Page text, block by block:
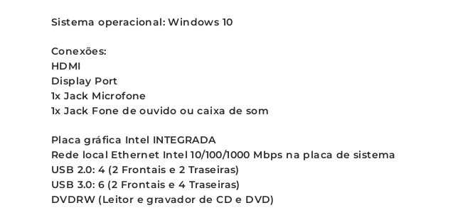
Sistema operacional: Windows 10
Conexões:
HDMI
Display Port
1x Jack Microfone
1x Jack Fone de ouvido ou caixa de som
Placa gráfica Intel INTEGRADA
Rede local Ethernet Intel 10/100/1000 Mbps na placa de sistema
USB 2.0: 4 (2 Frontais e 2 Traseiras)
USB 3.0: 6 (2 Frontais e 4 Traseiras)
DVDRW (Leitor e gravador de CD e DVD)